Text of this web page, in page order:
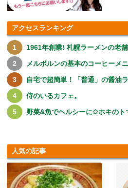
アクセスランキング
1961年創業! 札幌ラーメンの老
メルボルンの基本のコーヒーメ
自宅で超簡単！「普通」の醤油
侍のいるカフェ。
野菜&魚でヘルシーに✩ホキのト
人気の記事